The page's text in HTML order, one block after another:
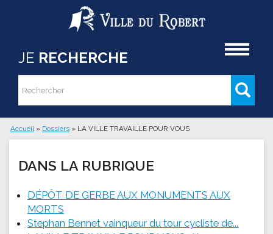
Aller au contenu principal
JE RECHERCHE
Formulaire de recherche
Rechercher
Vous êtes ici
Accueil » Dossiers » LA VILLE TRAVAILLE POUR VOUS
DANS LA RUBRIQUE
DÉPÔT DE GERBE AUX MONUMENTS AUX
MORTS
Stephan Bennet vainqueur du tour cycliste de...